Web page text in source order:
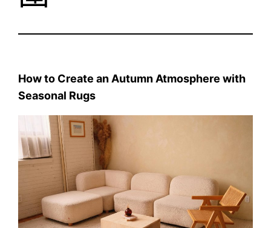
How to Create an Autumn Atmosphere with
Seasonal Rugs